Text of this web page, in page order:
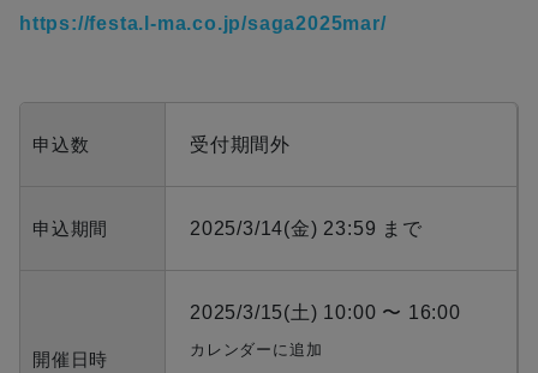
https://festa.l-ma.co.jp/saga2025mar/
申込数 受付期間外
申込期間 2025/3/14(金) 23:59 まで
開催日時
2025/3/15(土) 10:00 〜 16:00
カレンダーに追加